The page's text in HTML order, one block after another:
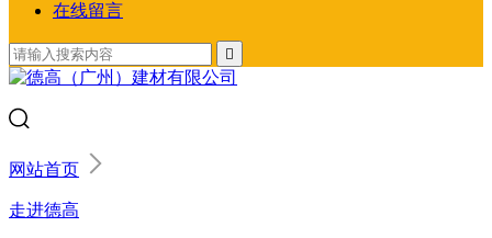
在线留言

网站首页
走进德高